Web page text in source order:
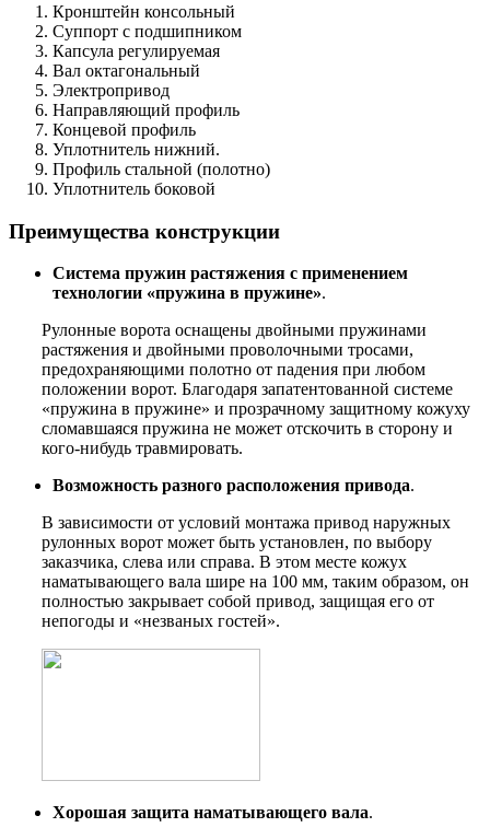
Кронштейн консольный
Суппорт с подшипником
Капсула регулируемая
Вал октагональный
Электропривод
Направляющий профиль
Концевой профиль
Уплотнитель нижний.
Профиль стальной (полотно)
Уплотнитель боковой
Преимущества конструкции
Система пружин растяжения с применением
технологии «пружина в пружине».
Рулонные ворота оснащены двойными пружинами
растяжения и двойными проволочными тросами,
предохраняющими полотно от падения при любом
положении ворот. Благодаря запатентованной системе
«пружина в пружине» и прозрачному защитному кожуху
сломавшаяся пружина не может отскочить в сторону и
кого-нибудь травмировать.
Возможность разного расположения привода.
В зависимости от условий монтажа привод наружных
рулонных ворот может быть установлен, по выбору
заказчика, слева или справа. В этом месте кожух
наматывающего вала шире на 100 мм, таким образом, он
полностью закрывает собой привод, защищая его от
непогоды и «незваных гостей».
Хорошая защита наматывающего вала.